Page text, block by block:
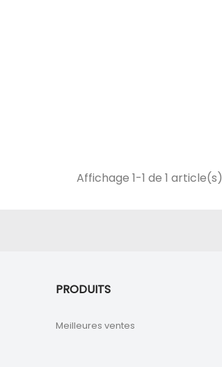
Affichage 1-1 de 1 article(s)
PRODUITS
Meilleures ventes